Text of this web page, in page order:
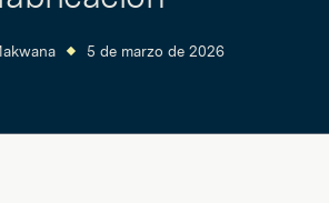
5 de marzo de 2026